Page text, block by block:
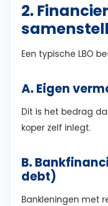
2.
Een typische LBO
A. Eigen
Dit is het bedrag
koper zelf inlegt.
B.
debt)
Bankleningen met